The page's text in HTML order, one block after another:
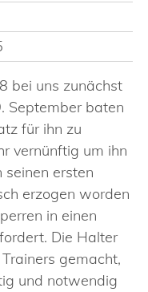
bei uns zunächst
September baten
für ihn zu
vernünftig um ihn
seinen ersten
erzogen worden
in einen
Die Halter
gemacht,
und notwendig